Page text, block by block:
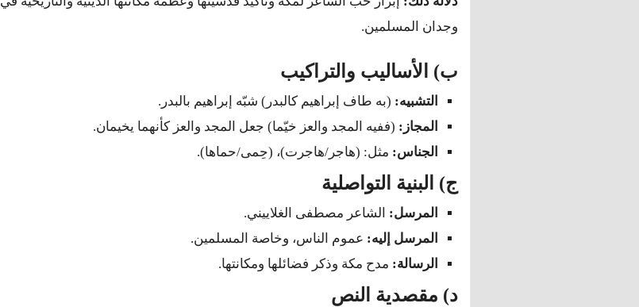
وجدان المسلمين.
ب) الأساليب والتراكيب
التشبيه: (به طاف إبراهيم كالبدر) شبّه إبراهيم بالبدر.
المجاز: (ففيه المجد والعز خيّما) جعل المجد والعز كأنهما يخيمان.
الجناس: مثل: (هاجر/هاجرت)، (حِمى/حماها).
ج) البنية التواصلية
المرسل: الشاعر مصطفى الغلاييني.
المرسل إليه: عموم الناس، وخاصة المسلمين.
الرسالة: مدح مكة وذكر فضائلها ومكانتها.
د) مقصدية النص